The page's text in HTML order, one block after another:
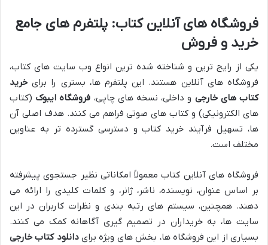
فروشگاه های آنلاین کتاب: پلتفرم های جامع
خرید و فروش
یکی از رایج ترین و شناخته شده ترین انواع وب سایت های کتاب،
فروشگاه های آنلاین هستند. این پلتفرم ها، بستری را برای خرید
کتاب های خارجی و داخلی، نسخه های چاپی، فروشگاه ایبوک (کتاب
های الکترونیکی) و کتاب های صوتی فراهم می کنند. هدف اصلی آن
ها، تسهیل فرآیند خرید کتاب و دسترسی گسترده تر به عناوین
مختلف است.
فروشگاه های آنلاین کتاب معمولاً امکاناتی نظیر جستجوی پیشرفته
بر اساس عنوان، نویسنده، ناشر، ژانر، و کلمات کلیدی را ارائه می
دهند. همچنین، سیستم های رتبه بندی و نظرات کاربران در این
سایت ها، به خریداران در تصمیم گیری آگاهانه کمک می کنند.
بسیاری از این فروشگاه ها، بخش های ویژه برایدانلود کتاب خارجی